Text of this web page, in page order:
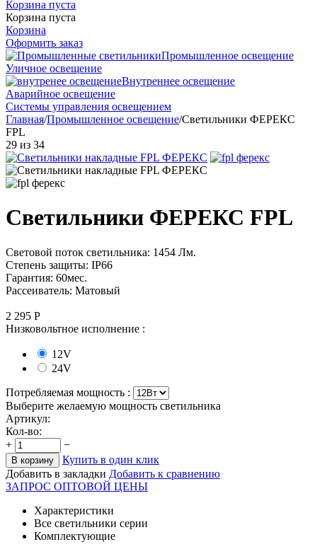
Корзина пуста
Корзина пуста
Корзина
Оформить заказ
Промышленное освещение
Уличное освещение
Внутреннее освещение
Аварийное освещение
Системы управления освещением
Главная/Промышленное освещение/Светильники ФЕРЕКС
FPL
29 из 34
Светильники ФЕРЕКС FPL
Световой поток светильника: 1454 Лм.
Степень защиты: IP66
Гарантия: 60мес.
Рассеиватель: Матовый
2 295 Р
Низковольтное исполнение :
12V
24V
Потребляемая мощность :
Выберите желаемую мощность светильника
Артикул:
Кол-во:
+
−
В корзину
Купить в один клик
Добавить в закладки Добавить к сравнению
ЗАПРОС ОПТОВОЙ ЦЕНЫ
Характеристики
Все светильники серии
Комплектующие